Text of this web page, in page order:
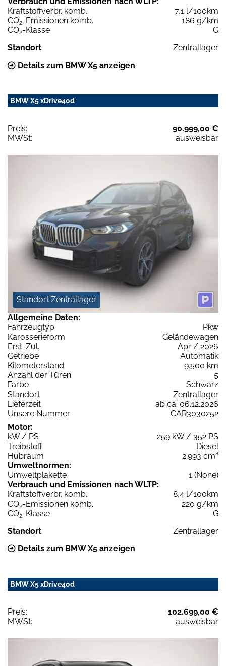
Kraftstoffverbr. komb.
7,1 l/100km
CO2-Emissionen komb.
186 g/km
CO2-Klasse
G
Standort
Zentrallager
Details zum BMW X5 anzeigen
BMW X5 xDrive40d
Preis:
90.999,00 €
MWSt:
ausweisbar
Standort Zentrallager
Allgemeine Daten:
Fahrzeugtyp
Pkw
Karosserieform
Geländewagen
Erst-Zul.
Apr / 2026
Getriebe
Automatik
Kilometerstand
9.500 km
Anzahl der Türen
5
Farbe
Schwarz
Standort
Zentrallager
Lieferzeit
ab ca. 06.12.2026
Unsere Nummer
CAR3030252
Motor:
kW / PS
259 kW / 352 PS
Treibstoff
Diesel
Hubraum
2.993 cm³
Umweltnormen:
Umweltplakette
1 (None)
Verbrauch und Emissionen nach WLTP:
Kraftstoffverbr. komb.
8,4 l/100km
CO2-Emissionen komb.
220 g/km
CO2-Klasse
G
Standort
Zentrallager
Details zum BMW X5 anzeigen
BMW X5 xDrive40d
Preis:
102.699,00 €
MWSt:
ausweisbar